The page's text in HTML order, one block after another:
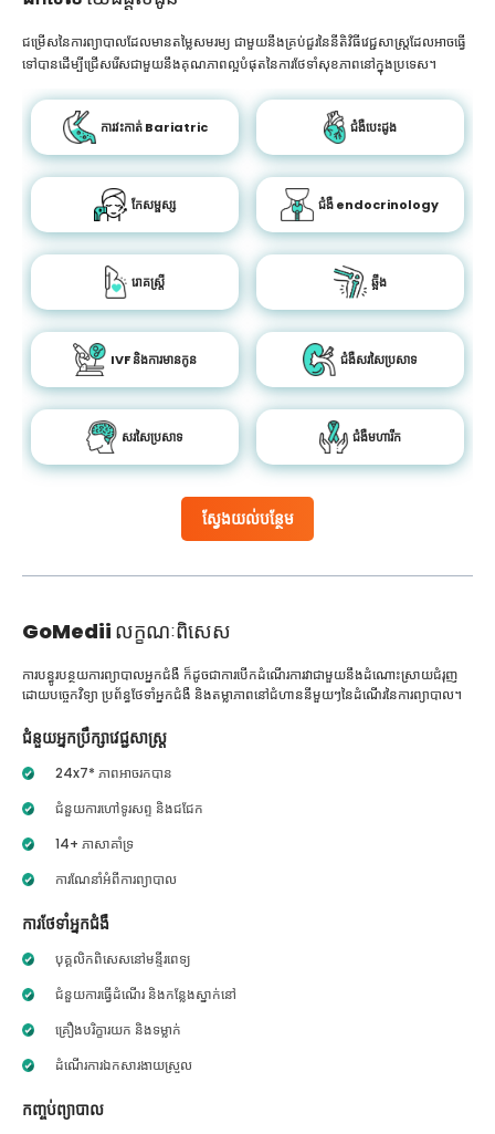
ស្វែងយល់បន្ថែម
ជម្រើសនៃការព្យាបាលដែលមានតម្លៃសមរម្យ ជាមួយនឹងគ្រប់ជួរនៃនីតិវិធីវេជ្ជសាស្រ្តដែលអាចធ្វើ
ទៅបានដើម្បីជ្រើសរើសជាមួយនឹងគុណភាពល្អបំផុតនៃការថែទាំសុខភាពនៅក្នុងប្រទេស។
ការវះកាត់ Bariatric ជំងឺបេះដូង
កែសម្ផស្ស ជំងឺ endocrinology
រោគស្ត្រី ឆ្អឹង
IVF និងការមានកូន ជំងឺសរសៃប្រសាទ
សរសៃប្រសាទ ជំងឺមហារីក
GoMedii លក្ខណៈពិសេស
ការបន្ធូរបន្ថយការព្យាបាលអ្នកជំងឺ ក៏ដូចជាការបើកដំណើរការវាជាមួយនឹងដំណោះស្រាយជំរុញ
ដោយបច្ចេកវិទ្យា ប្រព័ន្ធថែទាំអ្នកជំងឺ និងតម្លាភាពនៅជំហាននីមួយៗនៃដំណើរនៃការព្យាបាល។
ជំនួយអ្នកប្រឹក្សាវេជ្ជសាស្ត្រ
24x7* ភាពអាចរកបាន
ជំនួយការហៅទូរសព្ទ និងជជែក
14+ ភាសាគាំទ្រ
ការណែនាំអំពីការព្យាបាល
ការថែទាំអ្នកជំងឺ
បុគ្គលិកពិសេសនៅមន្ទីរពេទ្យ
ជំនួយការធ្វើដំណើរ និងកន្លែងស្នាក់នៅ
គ្រឿងបរិក្ខារយក និងទម្លាក់
ដំណើរការឯកសារងាយស្រួល
កញ្ចប់ព្យាបាល